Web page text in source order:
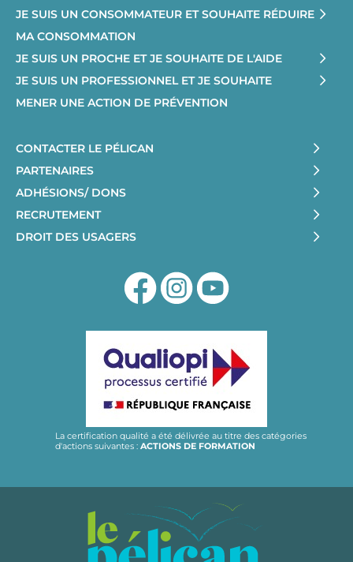
JE SUIS UN CONSOMMATEUR ET SOUHAITE RÉDUIRE
MA CONSOMMATION
JE SUIS UN PROCHE ET JE SOUHAITE DE L'AIDE
JE SUIS UN PROFESSIONNEL ET JE SOUHAITE
MENER UNE ACTION DE PRÉVENTION
CONTACTER LE PÉLICAN
PARTENAIRES
ADHÉSIONS/ DONS
RECRUTEMENT
DROIT DES USAGERS
La certification qualité a été délivrée au titre des catégories
d'actions suivantes : ACTIONS DE FORMATION